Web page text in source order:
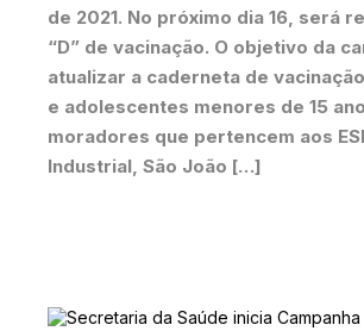
de 2021. No próximo dia 16, será
“D” de vacinação. O objetivo da
atualizar a caderneta de
e adolescentes menores de 15
moradores que pertencem aos
Industrial, São João […]